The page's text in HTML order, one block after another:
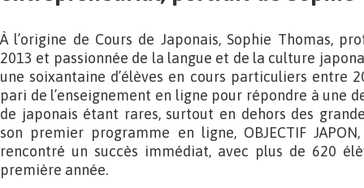
À l’origine de Cours de Japonais, Sophie Thomas,
2013 et passionnée de la langue et de la culture
une soixantaine d’élèves en cours particuliers entre
pari de l’enseignement en ligne pour répondre à une
de japonais étant rares, surtout en dehors des
son premier programme en ligne, OBJECTIF
rencontré un succès immédiat, avec plus de 620
première année.